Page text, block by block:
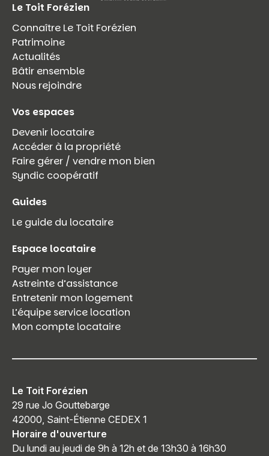
Vous recherchez&nbsp;:
Rechercher
Le Toit Forézien
Connaître Le Toit Forézien
Patrimoine
Actualités
Bâtir ensemble
Nous rejoindre
Vos espaces
Devenir locataire
Accéder à la propriété
Faire gérer / vendre mon bien
Syndic coopératif
Guides
Le guide du locataire
Espace locataire
Payer mon loyer
Astreinte d’assistance
Entretenir mon logement
L’équipe service location
Mon compte locataire
Le Toit Forézien
29 rue Jo Gouttebarge
42000, Saint-Étienne CEDEX 1
Horaire d'ouverture
Du lundi au jeudi de 9h à 12h et de 13h30 à 16h30